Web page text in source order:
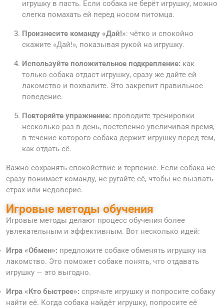
игрушку в пасть. Если собака не берёт игрушку, можно
слегка помахать ей перед носом питомца.
Произнесите команду «Дай!»: чётко и спокойно
скажите «Дай!», показывая рукой на игрушку.
Используйте положительное подкрепление: как
только собака отдаст игрушку, сразу же дайте ей
лакомство и похвалите. Это закрепит правильное
поведение.
Повторяйте упражнение: проводите тренировки
несколько раз в день, постепенно увеличивая время,
в течение которого собака держит игрушку перед тем,
как отдать её.
Важно сохранять спокойствие и терпение. Если собака не
сразу понимает команду, не ругайте её, чтобы не вызвать
страх или недоверие.
Игровые методы обучения
Игровые методы делают процесс обучения более
увлекательным и эффективным. Вот несколько идей:
Игра «Обмен»: предложите собаке обменять игрушку на
лакомство. Это поможет собаке понять, что отдавать
игрушку — это выгодно.
Игра «Кто быстрее»: спрячьте игрушку и попросите собаку
найти её. Когда собака найдёт игрушку, попросите её